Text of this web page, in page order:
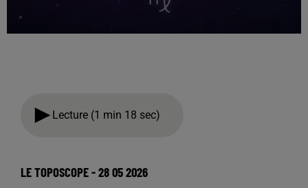
Lecture (1 min 18 sec)
LE TOPOSCOPE - 28 05 2026